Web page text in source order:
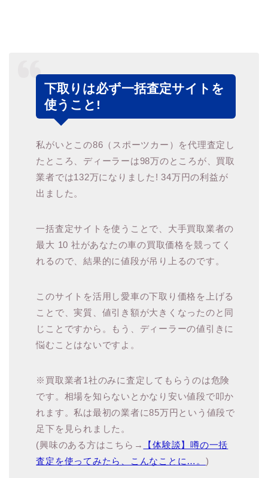
下取りは必ず一括査定サイトを
使うこと!
私がいとこの86（スポーツカー）を代理査定し
たところ、ディーラーは98万のところが、買取
業者では132万になりました! 34万円の利益が
出ました。
一括査定サイトを使うことで、大手買取業者の
最大 10 社があなたの車の買取価格を競ってく
れるので、結果的に値段が吊り上るのです。
このサイトを活用し愛車の下取り価格を上げる
ことで、実質、値引き額が大きくなったのと同
じことですから。もう、ディーラーの値引きに
悩むことはないですよ。
※買取業者1社のみに査定してもらうのは危険
です。相場を知らないとかなり安い値段で叩か
れます。私は最初の業者に85万円という値段で
足下を見られました。
(興味のある方はこちら→
【体験談】噂の一括
査定を使ってみたら、こんなことに…。 )